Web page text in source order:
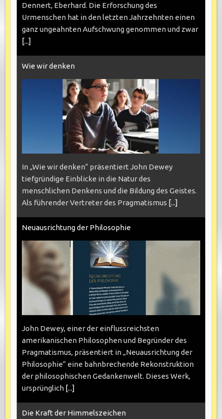
Dennert, Eberhard. Die Erforschung des
Urmenschen hat in den letzten Jahrzehnten einen
ganz ungeahnten Aufschwung genommen und zwar
[...]
Wie wir denken
In „Wie wir denken“ präsentiert John Dewey
tiefgründige Einblicke in die Natur des
menschlichen Denkens und die Bildung des Geistes.
Als führender Vertreter des Pragmatismus [...]
Neuausrichtung der Philosophie
John Dewey, einer der einflussreichsten
amerikanischen Philosophen und Begründer des
Pragmatismus, präsentiert in „Neuausrichtung der
Philosophie“ eine bahnbrechende Rekonstruktion
der philosophischen Gedankenwelt. Dieses Werk,
ursprünglich [...]
Die Kraft der Himmelszeichen